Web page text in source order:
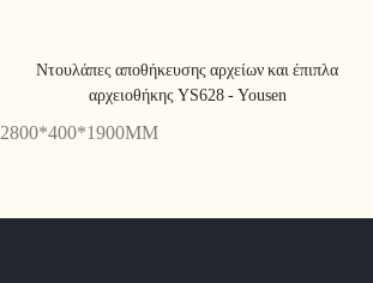
Ντουλάπες αποθήκευσης αρχείων και έπιπλα
αρχειοθήκης YS628 - Yousen
2800*400*1900MM